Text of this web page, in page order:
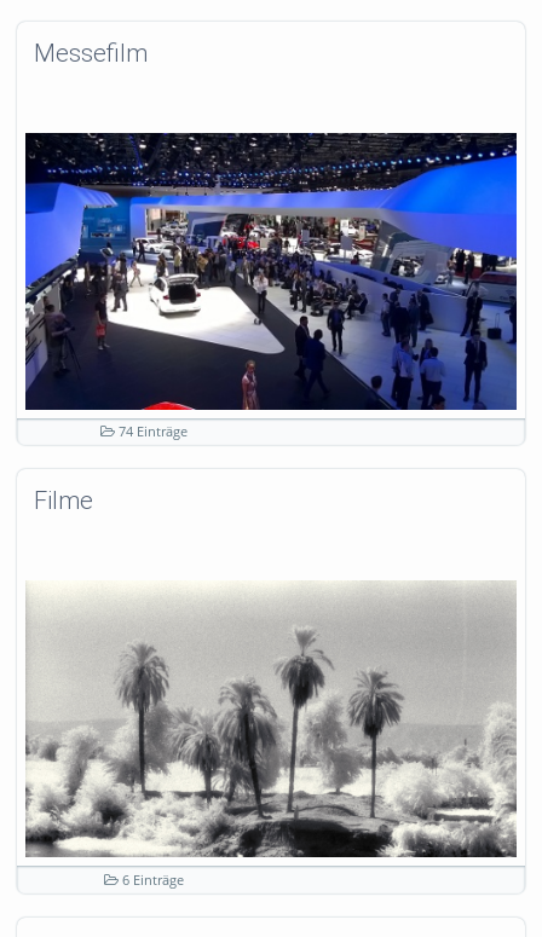
Messefilm
74 Einträge
Filme
6 Einträge